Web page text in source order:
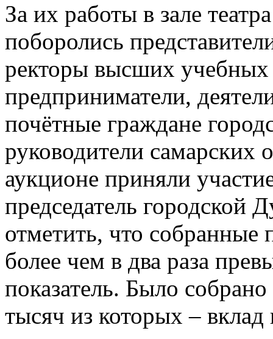
За их работы в зале
поборолись
ректоры высших учебных
предприниматели,
почётные граждане
руководители самарских
аукционе приняли
председатель
отметить, что собранные
более чем в два раза
показатель. Было
тысяч из которых – вклад